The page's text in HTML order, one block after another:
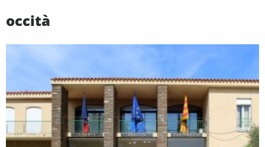
occità